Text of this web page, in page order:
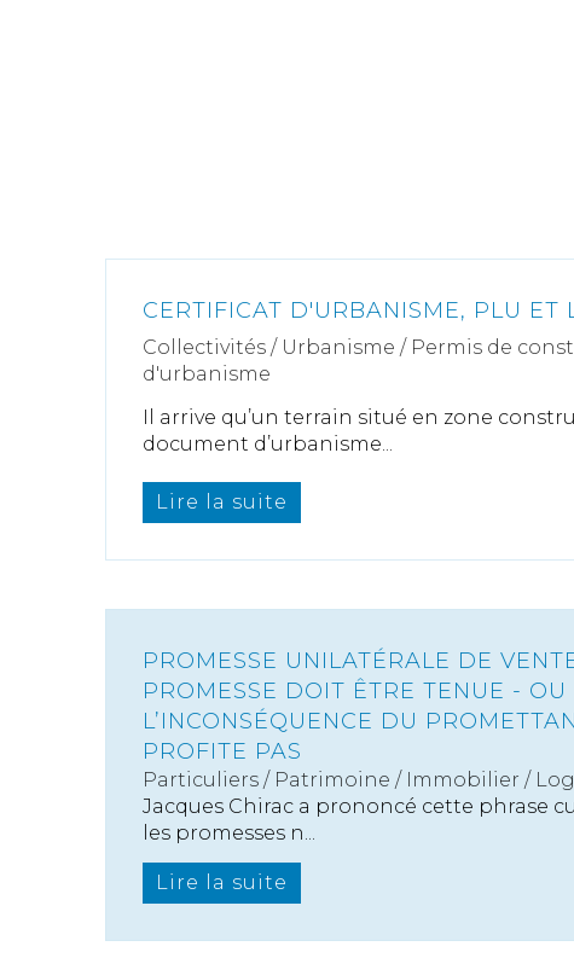
CERTIFICAT D'URBANISME, PLU ET
Collectivités / Urbanisme / Permis de
d'urbanisme
Il arrive qu’un terrain situé en zone
document d’urbanisme...
Lire la suite
PROMESSE UNILATÉRALE DE
PROMESSE DOIT ÊTRE TENUE - OU
L’INCONSÉQUENCE DU
PROFITE PAS
Particuliers / Patrimoine / Immobilier /
Jacques Chirac a prononcé cette phrase
les promesses n...
Lire la suite